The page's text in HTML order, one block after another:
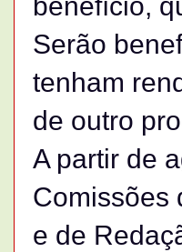
benefício,
Serão
tenham
de outro
A partir de
Comissões
e de